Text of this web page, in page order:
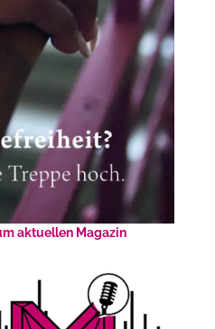
aktuellen Magazin